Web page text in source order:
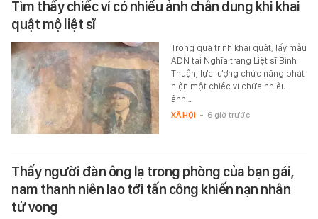
Tìm thấy chiếc ví có nhiều ảnh chân dung khi khai
quật mộ liệt sĩ
Trong quá trình khai quật, lấy mẫu
ADN tại Nghĩa trang Liệt sĩ Bình
Thuận, lực lượng chức năng phát
hiện một chiếc ví chứa nhiều
ảnh…
XÃ HỘI - 6 giờ trước
Thấy người đàn ông lạ trong phòng của bạn gái,
nam thanh niên lao tới tấn công khiến nạn nhân
tử vong